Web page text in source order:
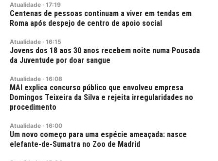
Atualidade · 17:19
Centenas de pessoas continuam a viver em tendas em
Roma após despejo de centro de apoio social
Atualidade · 16:15
Jovens dos 18 aos 30 anos recebem noite numa Pousada
da Juventude por doar sangue
Atualidade · 16:08
MAI explica concurso público que envolveu empresa
Domingos Teixeira da Silva e rejeita irregularidades no
procedimento
Atualidade · 16:00
Um novo começo para uma espécie ameaçada: nasce
elefante-de-Sumatra no Zoo de Madrid